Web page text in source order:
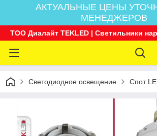
АКТУАЛЬНЫЕ ЦЕНЫ
МЕНЕДЖЕРОВ
ТОО Диалайт TEKLED | Светильники
Светодиодное освещение Спот